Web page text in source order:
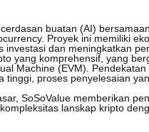
buatan (AI)
Proyek ini memiliki
dan meningkatkan
yang komprehensif, yang
Machine (EVM).
proses penyelesaian
SoSoValue memberikan
lanskap kripto